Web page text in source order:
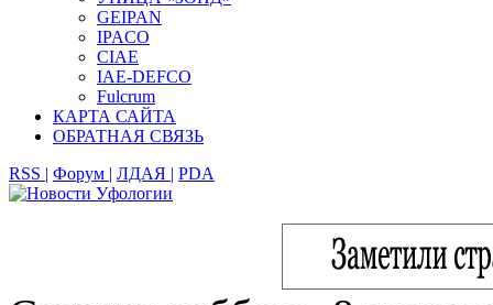
GEIPAN
IPACO
CIAE
IAE-DEFCO
Fulcrum
КАРТА САЙТА
ОБРАТНАЯ СВЯЗЬ
RSS | Форум | ЛДАЯ | PDA